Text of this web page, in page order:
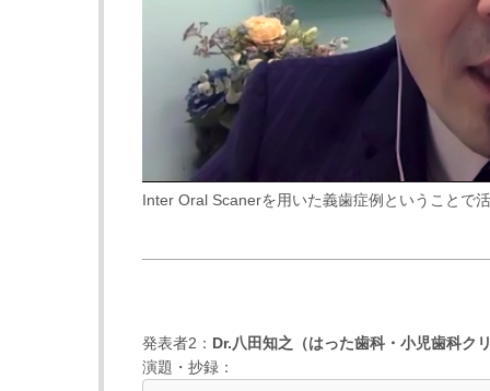
Inter Oral Scanerを用いた義歯症例ということで
発表者2： Dr.八田知之 （はった歯科・小児歯科ク
演題・抄録：